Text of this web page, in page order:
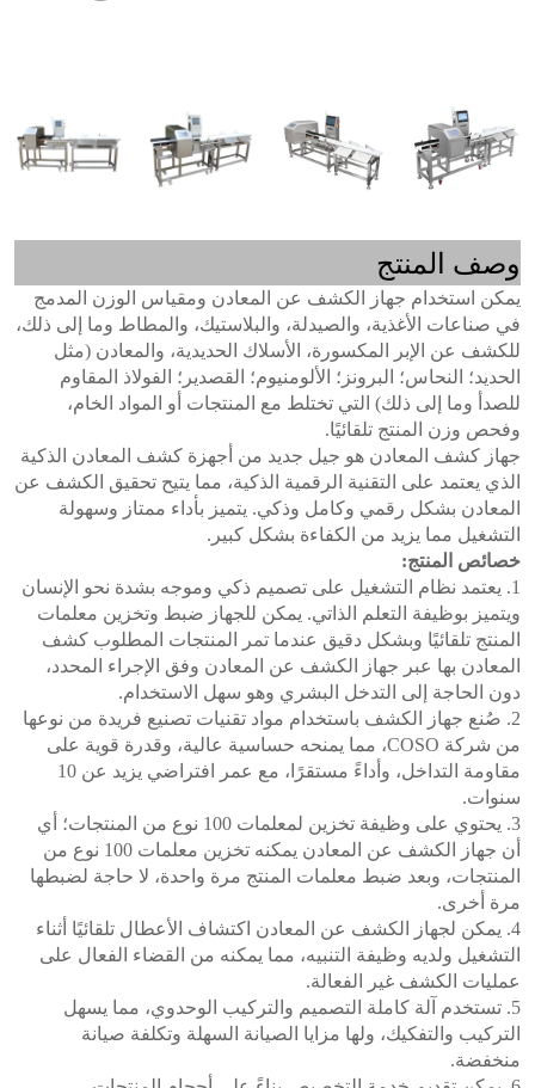
وصف المنتج
يمكن استخدام جهاز الكشف عن المعادن ومقياس الوزن المدمج
في صناعات الأغذية، والصيدلة، والبلاستيك، والمطاط وما إلى ذلك،
للكشف عن الإبر المكسورة، الأسلاك الحديدية، والمعادن (مثل
الحديد؛ النحاس؛ البرونز؛ الألومنيوم؛ القصدير؛ الفولاذ المقاوم
للصدأ وما إلى ذلك) التي تختلط مع المنتجات أو المواد الخام،
وفحص وزن المنتج تلقائيًا.
جهاز كشف المعادن هو جيل جديد من أجهزة كشف المعادن الذكية
الذي يعتمد على التقنية الرقمية الذكية، مما يتيح تحقيق الكشف عن
المعادن بشكل رقمي وكامل وذكي. يتميز بأداء ممتاز وسهولة
التشغيل مما يزيد من الكفاءة بشكل كبير.
خصائص المنتج:
1. يعتمد نظام التشغيل على تصميم ذكي وموجه بشدة نحو الإنسان
ويتميز بوظيفة التعلم الذاتي. يمكن للجهاز ضبط وتخزين معلمات
المنتج تلقائيًا وبشكل دقيق عندما تمر المنتجات المطلوب كشف
المعادن بها عبر جهاز الكشف عن المعادن وفق الإجراء المحدد،
دون الحاجة إلى التدخل البشري وهو سهل الاستخدام.
2. صُنع جهاز الكشف باستخدام مواد تقنيات تصنيع فريدة من نوعها
من شركة COSO، مما يمنحه حساسية عالية، وقدرة قوية على
مقاومة التداخل، وأداءً مستقرًا، مع عمر افتراضي يزيد عن 10
سنوات.
3. يحتوي على وظيفة تخزين لمعلمات 100 نوع من المنتجات؛ أي
أن جهاز الكشف عن المعادن يمكنه تخزين معلمات 100 نوع من
المنتجات، وبعد ضبط معلمات المنتج مرة واحدة، لا حاجة لضبطها
مرة أخرى.
4. يمكن لجهاز الكشف عن المعادن اكتشاف الأعطال تلقائيًا أثناء
التشغيل ولديه وظيفة التنبيه، مما يمكنه من القضاء الفعال على
عمليات الكشف غير الفعالة.
5. تستخدم آلة كاملة التصميم والتركيب الوحدوي، مما يسهل
التركيب والتفكيك، ولها مزايا الصيانة السهلة وتكلفة صيانة
منخفضة.